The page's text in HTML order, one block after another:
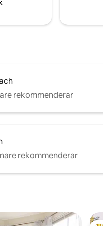
rekommenderar
rekommenderar